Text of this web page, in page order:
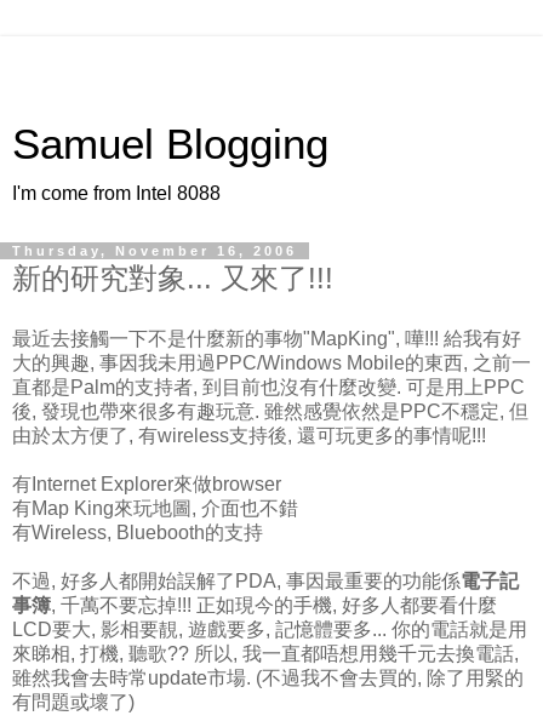
Samuel Blogging
I'm come from Intel 8088
Thursday, November 16, 2006
新的研究對象... 又來了!!!
最近去接觸一下不是什麼新的事物"MapKing", 嘩!!! 給我有好
大的興趣, 事因我未用過PPC/Windows Mobile的東西, 之前一
直都是Palm的支持者, 到目前也沒有什麼改變. 可是用上PPC
後, 發現也帶來很多有趣玩意. 雖然感覺依然是PPC不穩定, 但
由於太方便了, 有wireless支持後, 還可玩更多的事情呢!!!
有Internet Explorer來做browser
有Map King來玩地圖, 介面也不錯
有Wireless, Bluebooth的支持
不過, 好多人都開始誤解了PDA, 事因最重要的功能係電子記
事簿, 千萬不要忘掉!!! 正如現今的手機, 好多人都要看什麼
LCD要大, 影相要靚, 遊戲要多, 記憶體要多... 你的電話就是用
來睇相, 打機, 聽歌?? 所以, 我一直都唔想用幾千元去換電話,
雖然我會去時常update市場. (不過我不會去買的, 除了用緊的
有問題或壞了)